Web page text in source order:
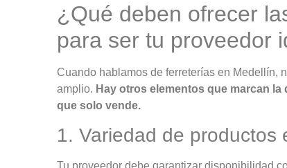
¿Qué deben ofrecer
para ser tu proveedor
Cuando hablamos de ferreterías en Medellín,
amplio. Hay otros elementos que marcan
que solo vende.
1. Variedad de productos
Tu proveedor debe garantizar disponibilidad